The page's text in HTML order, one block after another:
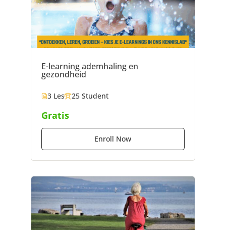
E-learning ademhaling en
gezondheid
3 Les 25 Student
Gratis
Enroll Now